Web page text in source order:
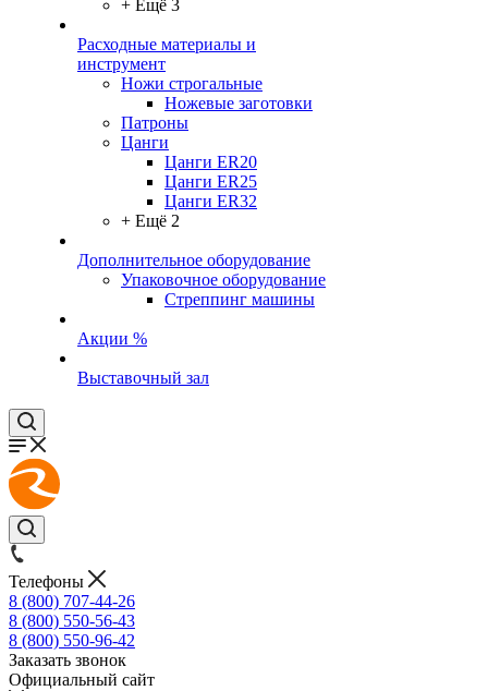
+ Ещё 3
Расходные материалы и
инструмент
Ножи строгальные
Ножевые заготовки
Патроны
Цанги
Цанги ER20
Цанги ER25
Цанги ER32
+ Ещё 2
Дополнительное оборудование
Упаковочное оборудование
Стреппинг машины
Акции %
Выставочный зал
Телефоны
8 (800) 707-44-26
8 (800) 550-56-43
8 (800) 550-96-42
Заказать звонок
Официальный сайт